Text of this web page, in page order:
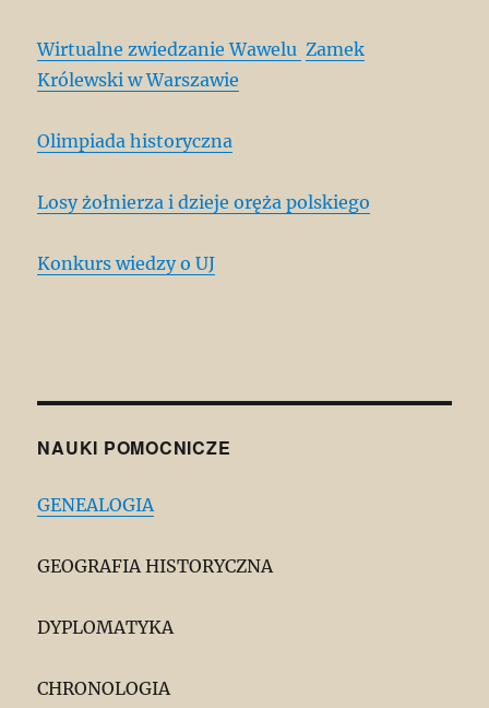
Wirtualne zwiedzanie Wawelu Zamek
Królewski w Warszawie
Olimpiada historyczna
Losy żołnierza i dzieje oręża polskiego
Konkurs wiedzy o UJ
NAUKI POMOCNICZE
GENEALOGIA
GEOGRAFIA HISTORYCZNA
DYPLOMATYKA
CHRONOLOGIA